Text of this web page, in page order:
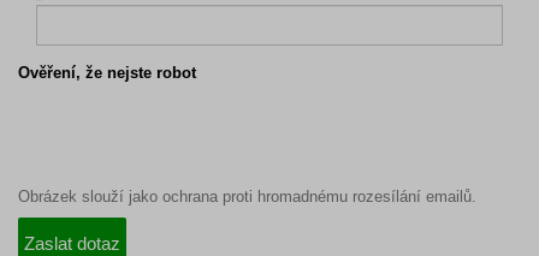
Ověření, že nejste robot
Obrázek slouží jako ochrana proti hromadnému rozesílání emailů.